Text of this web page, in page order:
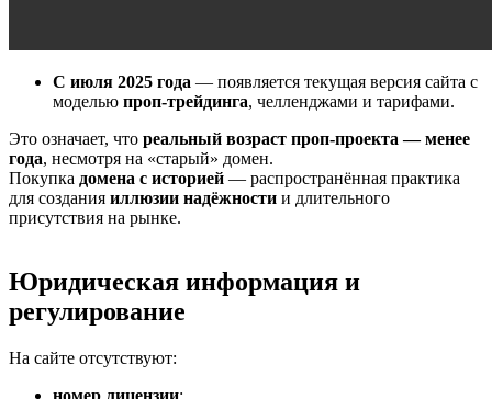
С июля 2025 года — появляется текущая версия сайта с
моделью проп-трейдинга, челленджами и тарифами.
Это означает, что реальный возраст проп-проекта — менее
года, несмотря на «старый» домен.
Покупка домена с историей — распространённая практика
для создания иллюзии надёжности и длительного
присутствия на рынке.
Юридическая информация и
регулирование
На сайте отсутствуют:
номер лицензии;